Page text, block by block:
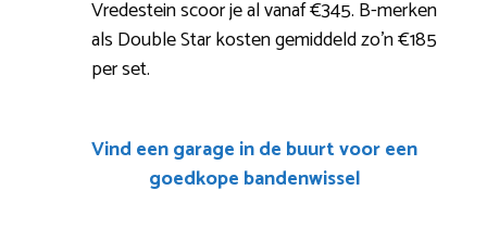
Vredestein scoor je al vanaf €345. B-merken
als Double Star kosten gemiddeld zo’n €185
per set.
Vind een garage in de buurt voor een
goedkope bandenwissel